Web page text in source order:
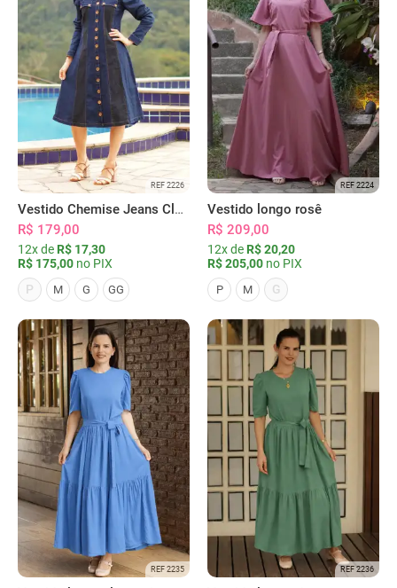
REF 2226
Vestido Chemise Jeans Clássica Serena
R$ 179,00
12x de R$ 17,30
R$ 175,00 no PIX
P
M G GG
REF 2224
Vestido longo rosê
R$ 209,00
12x de R$ 20,20
R$ 205,00 no PIX
P M G
REF 2235 REF 2236